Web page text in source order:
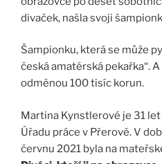
divaček, našla svoji
Šampionku, která se může
česká amatérská pekařka“.
odměnou 100 tisíc korun.
Martina Kynstlerové je 31
Úřadu práce v Přerově. V
červnu 2021 byla na